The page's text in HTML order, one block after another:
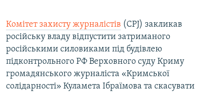
Усі сайти RFE/RL
Комітет захисту журналістів (CPJ) закликав
російську владу відпустити затриманого
російськими силовиками під будівлею
підконтрольного РФ Верховного суду Криму
громадянського журналіста «Кримської
солідарності» Куламета Ібраїмова та скасувати